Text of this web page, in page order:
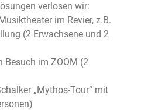
verlosen wir:
im Revier, z.B.
(2 Erwachsene und 2
Besuch im ZOOM (2
„Mythos-Tour“ mit